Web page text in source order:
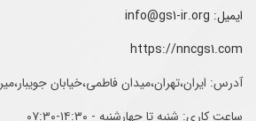
ایمیل: info@gs1-ir.org
https://nncgs1.com
آدرس: ایران،تهران،میدان فاطمی،خیابان
ساعت کاری: شنبه تا چهارشنبه - ۱۴:۳۰-۰۷:۳۰